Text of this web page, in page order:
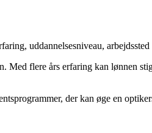
uddannelsesniveau,
flere års erfaring kan lønnen
der kan øge en